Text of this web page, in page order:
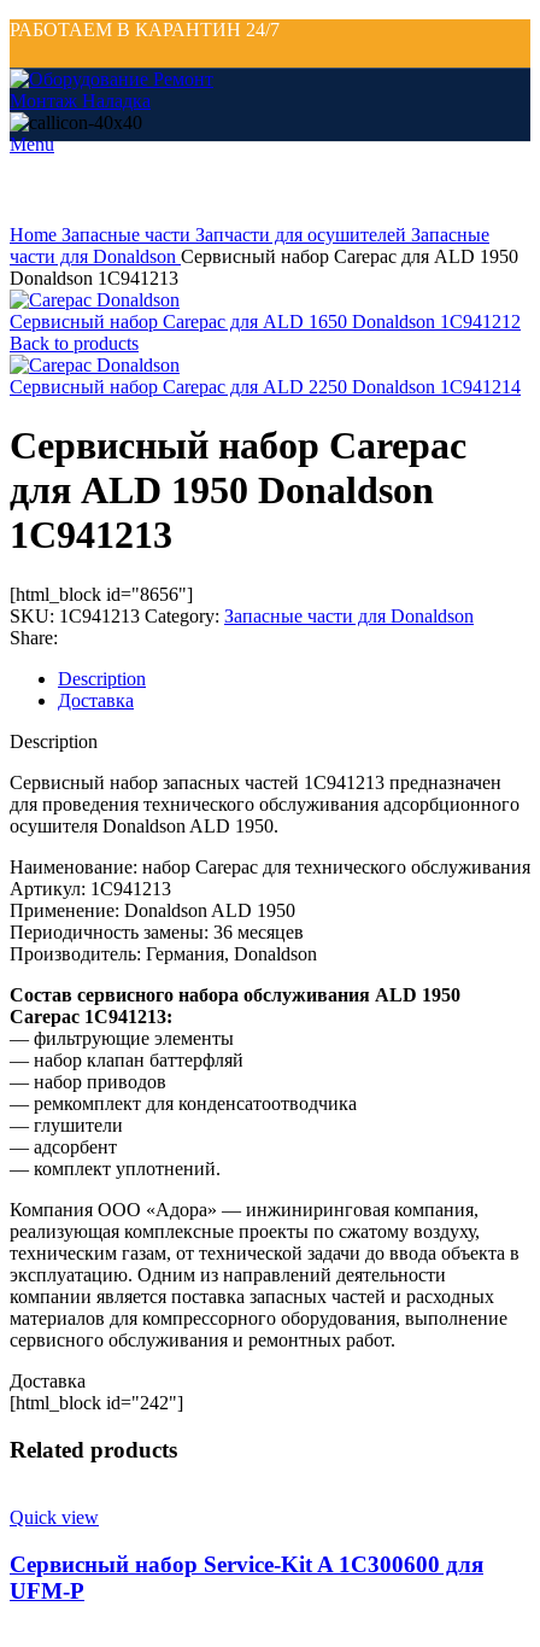
РАБОТАЕМ В КАРАНТИН 24/7
Menu
Home Запасные части Запчасти для осушителей Запасные
части для Donaldson Сервисный набор Carepac для ALD 1950
Donaldson 1C941213
Сервисный набор Carepac для ALD 1650 Donaldson 1C941212
Back to products
Сервисный набор Carepac для ALD 2250 Donaldson 1C941214
Сервисный набор Carepac
для ALD 1950 Donaldson
1C941213
[html_block id="8656"]
SKU: 1C941213 Category: Запасные части для Donaldson
Share:
Description
Доставка
Description
Сервисный набор запасных частей 1C941213 предназначен
для проведения технического обслуживания адсорбционного
осушителя Donaldson ALD 1950.
Наименование: набор Carepac для технического обслуживания
Артикул: 1C941213
Применение: Donaldson ALD 1950
Периодичность замены: 36 месяцев
Производитель: Германия, Donaldson
Состав сервисного набора обслуживания ALD 1950
Carepac 1C941213:
— фильтрующие элементы
— набор клапан баттерфляй
— набор приводов
— ремкомплект для конденсатоотводчика
— глушители
— адсорбент
— комплект уплотнений.
Компания ООО «Адора» — инжиниринговая компания,
реализующая комплексные проекты по сжатому воздуху,
техническим газам, от технической задачи до ввода объекта в
эксплуатацию. Одним из направлений деятельности
компании является поставка запасных частей и расходных
материалов для компрессорного оборудования, выполнение
сервисного обслуживания и ремонтных работ.
Доставка
[html_block id="242"]
Related products
Quick view
Сервисный набор Service-Kit A 1C300600 для
UFM-P